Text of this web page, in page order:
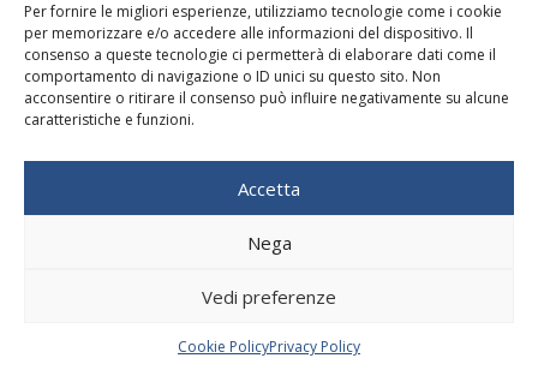
Per fornire le migliori esperienze, utilizziamo tecnologie come i cookie
per memorizzare e/o accedere alle informazioni del dispositivo. Il
consenso a queste tecnologie ci permetterà di elaborare dati come il
comportamento di navigazione o ID unici su questo sito. Non
acconsentire o ritirare il consenso può influire negativamente su alcune
caratteristiche e funzioni.
Accetta
Nega
Vedi preferenze
Cookie PolicyPrivacy Policy